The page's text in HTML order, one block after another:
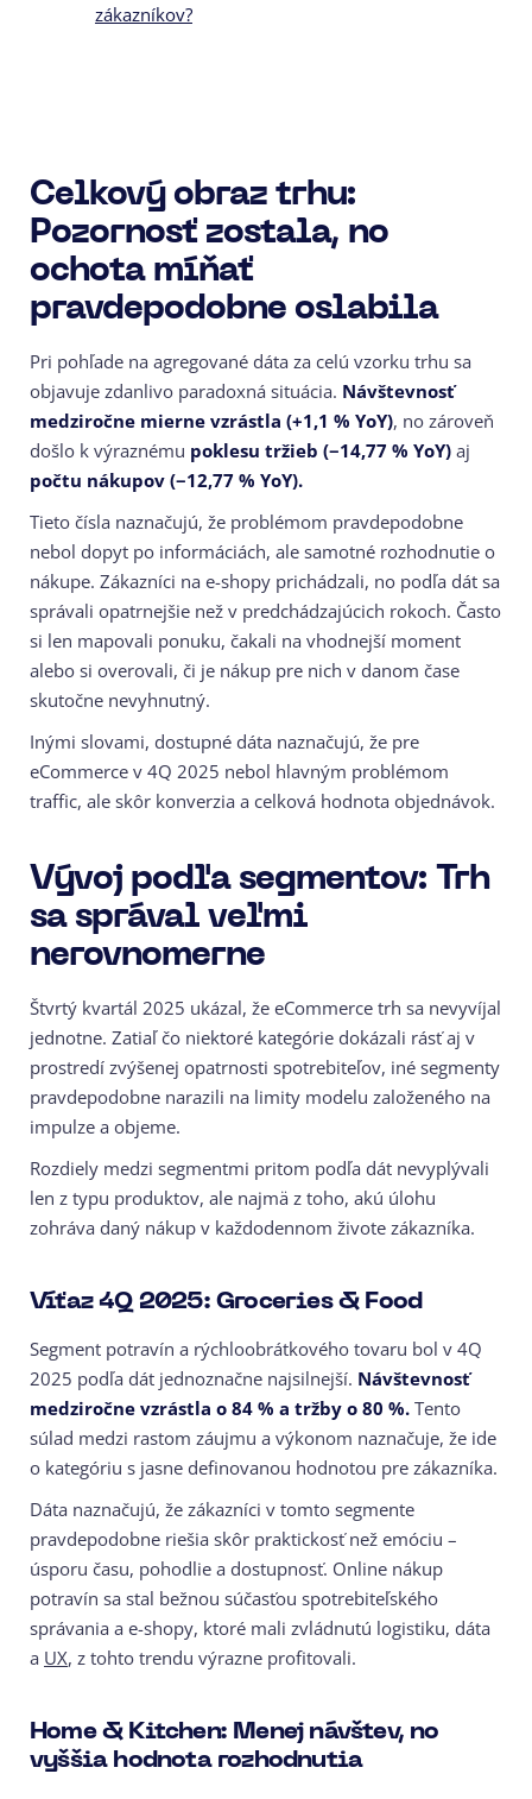
Celkový obraz trhu:
Pozornosť zostala, no
ochota míňať
pravdepodobne oslabila
Pri pohľade na agregované dáta za celú vzorku trhu sa
objavuje zdanlivo paradoxná situácia. Návštevnosť
medziročne mierne vzrástla (+1,1 % YoY), no zároveň
došlo k výraznému poklesu tržieb (−14,77 % YoY) aj
počtu nákupov (−12,77 % YoY).
Tieto čísla naznačujú, že problémom pravdepodobne
nebol dopyt po informáciách, ale samotné rozhodnutie o
nákupe. Zákazníci na e-shopy prichádzali, no podľa dát sa
správali opatrnejšie než v predchádzajúcich rokoch. Často
si len mapovali ponuku, čakali na vhodnejší moment
alebo si overovali, či je nákup pre nich v danom čase
skutočne nevyhnutný.
Inými slovami, dostupné dáta naznačujú, že pre
eCommerce v 4Q 2025 nebol hlavným problémom
traffic, ale skôr konverzia a celková hodnota objednávok.
Vývoj podľa segmentov: Trh
sa správal veľmi
nerovnomerne
Štvrtý kvartál 2025 ukázal, že eCommerce trh sa nevyvíjal
jednotne. Zatiaľ čo niektoré kategórie dokázali rásť aj v
prostredí zvýšenej opatrnosti spotrebiteľov, iné segmenty
pravdepodobne narazili na limity modelu založeného na
impulze a objeme.
Rozdiely medzi segmentmi pritom podľa dát nevyplývali
len z typu produktov, ale najmä z toho, akú úlohu
zohráva daný nákup v každodennom živote zákazníka.
Víťaz 4Q 2025: Groceries & Food
Segment potravín a rýchloobrátkového tovaru bol v 4Q
2025 podľa dát jednoznačne najsilnejší. Návštevnosť
medziročne vzrástla o 84 % a tržby o 80 %. Tento
súlad medzi rastom záujmu a výkonom naznačuje, že ide
o kategóriu s jasne definovanou hodnotou pre zákazníka.
Dáta naznačujú, že zákazníci v tomto segmente
pravdepodobne riešia skôr praktickosť než emóciu –
úsporu času, pohodlie a dostupnosť. Online nákup
potravín sa stal bežnou súčasťou spotrebiteľského
správania a e-shopy, ktoré mali zvládnutú logistiku, dáta
a UX, z tohto trendu výrazne profitovali.
Home & Kitchen: Menej návštev, no
vyššia hodnota rozhodnutia
zákazníkov?